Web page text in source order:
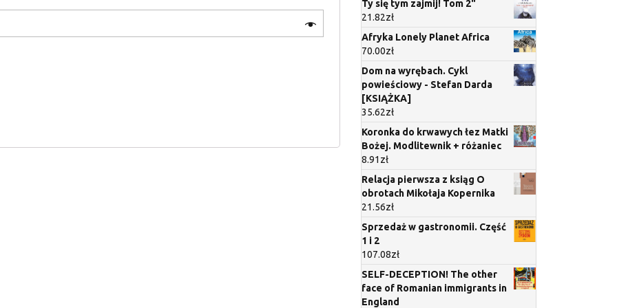
Ty się tym zajmij! Tom 2"
21.82zł
Afryka Lonely Planet Africa
70.00zł
Dom na wyrębach. Cykl
powieściowy - Stefan Darda
[KSIĄŻKA]
35.62zł
Koronka do krwawych łez Matki
Bożej. Modlitewnik + różaniec
8.91 zł
Relacja pierwsza z ksiąg O
obrotach Mikołaja Kopernika
21.56zł
Sprzedaż w gastronomii. Część
1 i 2
107.08zł
SELF-DECEPTION! The other
face of Romanian immigrants in
England